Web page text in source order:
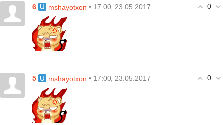
0
6 mshayotxon • 17:00, 23.05.2017
0
5 mshayotxon • 17:00, 23.05.2017